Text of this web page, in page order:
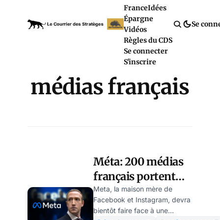
FranceIdées
Épargne
Vidéos
Règles du CDS
Se connecter
S'inscrire
Se
médias français
Méta: 200 médias
français portent
plainte pour
collecte illégale de
Meta, la maison mère de
Facebook et Instagram, devra
bientôt faire face à une